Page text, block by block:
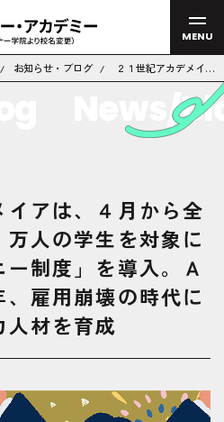
MENU
お知らせ・ブログ
２１世紀アカデメイア
は、４月から全国１７
校、全学１万人の学生
を対象に「マイ・カン
パニー制度」を導入。
ＡＩ革命、人生百年、
News/
イアは、４月から全
人の学生を対象に
ー制度」を導入。Ａ
、雇用崩壊の時代に
材を育成